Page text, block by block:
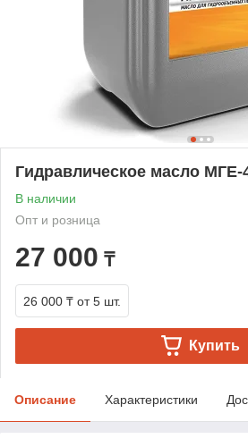
Гидравлическое масло
В наличии
Опт и розница
27 000 ₸
26 000 ₸ от 5 шт.
Купить
Описание Характеристики